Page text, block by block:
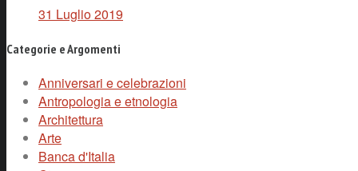
31 Luglio 2019
Categorie e Argomenti
Anniversari e celebrazioni
Antropologia e etnologia
Architettura
Arte
Banca d'Italia